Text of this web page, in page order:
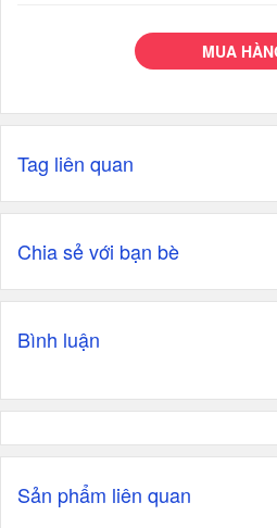
MUA
Tag liên quan
Chia sẻ với bạn bè
Bình luận
Sản phẩm liên quan